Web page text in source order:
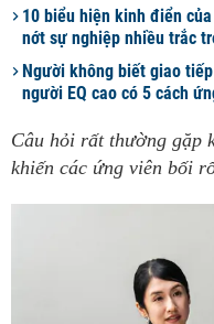
10 biểu hiện kinh điển
nớt sự nghiệp nhiều trắc
Người không biết giao
người EQ cao có 5 cách
Câu hỏi rất thường gặp
khiến các ứng viên bối